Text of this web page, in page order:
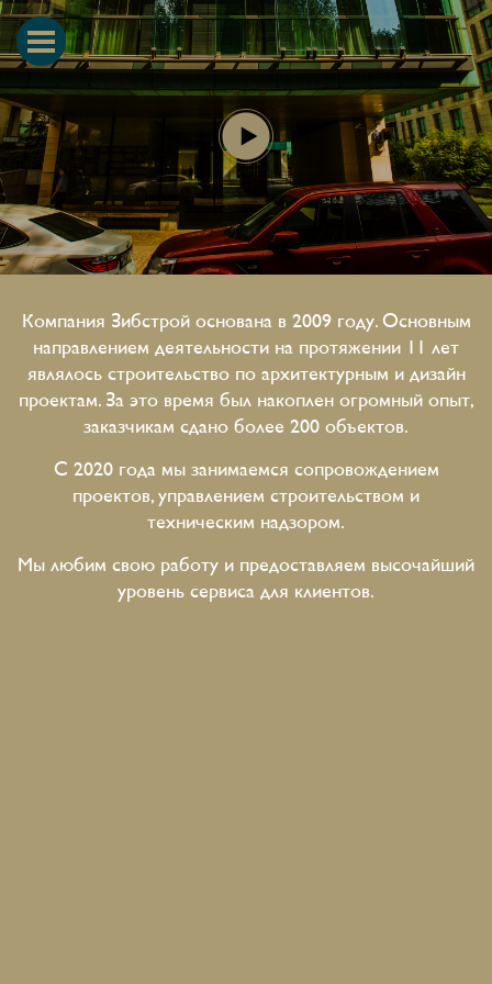
Компания Зибстрой основана в 2009 году. Основным
направлением деятельности на протяжении 11 лет
являлось строительство по архитектурным и дизайн
проектам. За это время был накоплен огромный опыт,
заказчикам сдано более 200 объектов.
С 2020 года мы занимаемся сопровождением
проектов, управлением строительством и
техническим надзором.
Мы любим свою работу и предоставляем высочайший
уровень сервиса для клиентов.